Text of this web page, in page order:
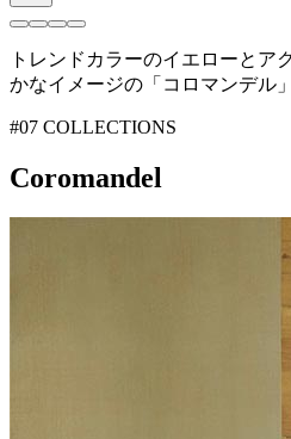
トレンドカラーのイエローとア
かなイメージの「コロマンデル」
#07 COLLECTIONS
Coromandel